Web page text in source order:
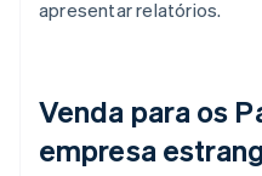
apresentar relatórios.
Venda para os
empresa